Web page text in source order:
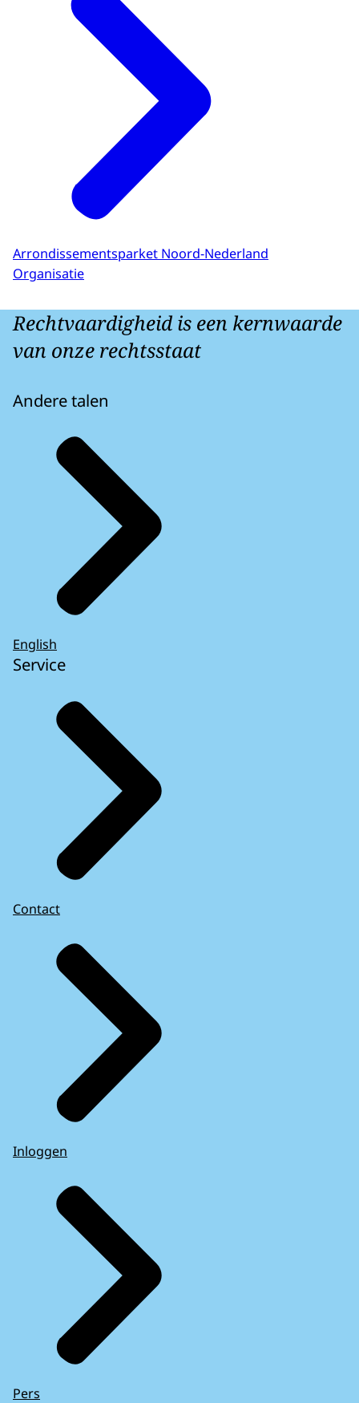
Arrondissementsparket Noord-Nederland
Organisatie
Rechtvaardigheid is een kernwaarde
van onze rechtsstaat
Andere talen
English
Service
Contact
Inloggen
Pers